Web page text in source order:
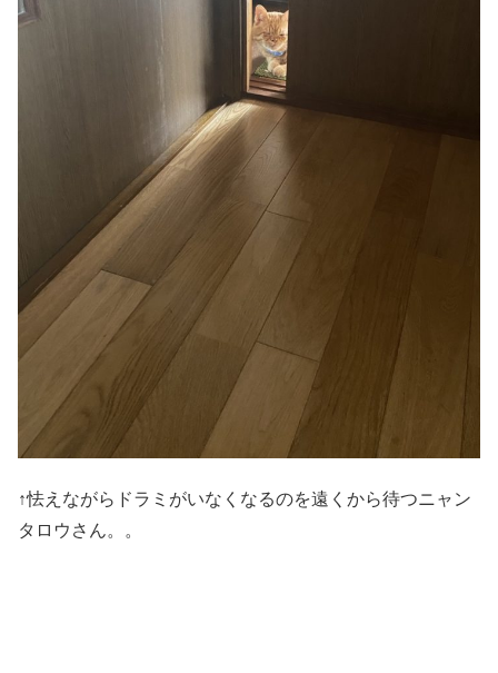
↑怯えながらドラミがいなくなるのを遠くから待つニャン
タロウさん。。